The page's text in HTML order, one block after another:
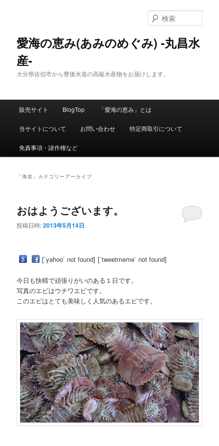
愛海の恵み(あみのめぐみ) -丸昌水
産-
大分県佐伯市から豊後水道の高級水産物をお届けします。
索
ュ
メ
イ
ン
コ
テ
ツ
へ
移
動
サ
ブ
コ
ン
ン
へ
移
動
販売サイト BlogTop 「愛海の恵み」とは
当サイトについて お問い合わせ 特定商取引について
免責事項・諸作権など
「海老 」カテゴリーアーカイブ
おはようございます。
投稿日時:2013年5月14日
[`yahoo` not found] [`tweetmeme` not found]
今日も快晴で頑張りがいのある１日です。
写真のエビはウチワエビです。
このエビはとても美味しく人気のあるエビです。